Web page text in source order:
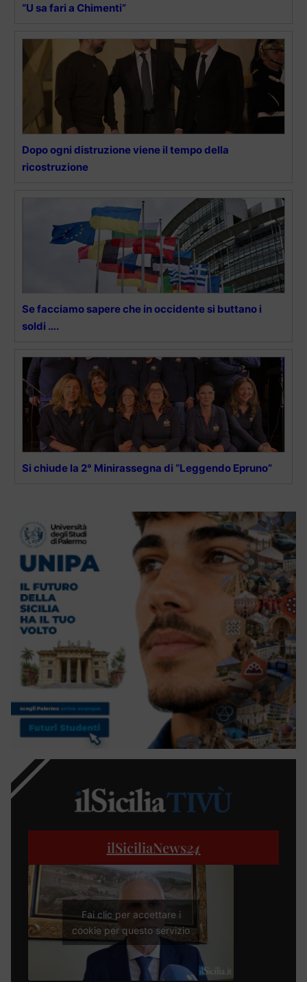
“U sa fari a Chimenti”
Dopo ogni distruzione viene il tempo della
ricostruzione
Se facciamo sapere che in occidente si buttano i
soldi ….
Si chiude la 2° Minirassegna di “Leggendo Epruno”
ilSiciliaNews24
Fai clic per accettare i
cookie per questo servizio